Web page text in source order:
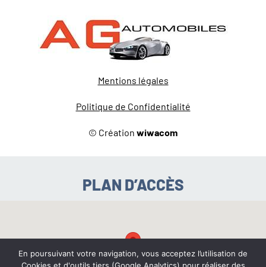
Mentions légales
Politique de Confidentialité
© Création wiwacom
PLAN D’ACCÈS
En poursuivant votre navigation, vous acceptez l’utilisation de